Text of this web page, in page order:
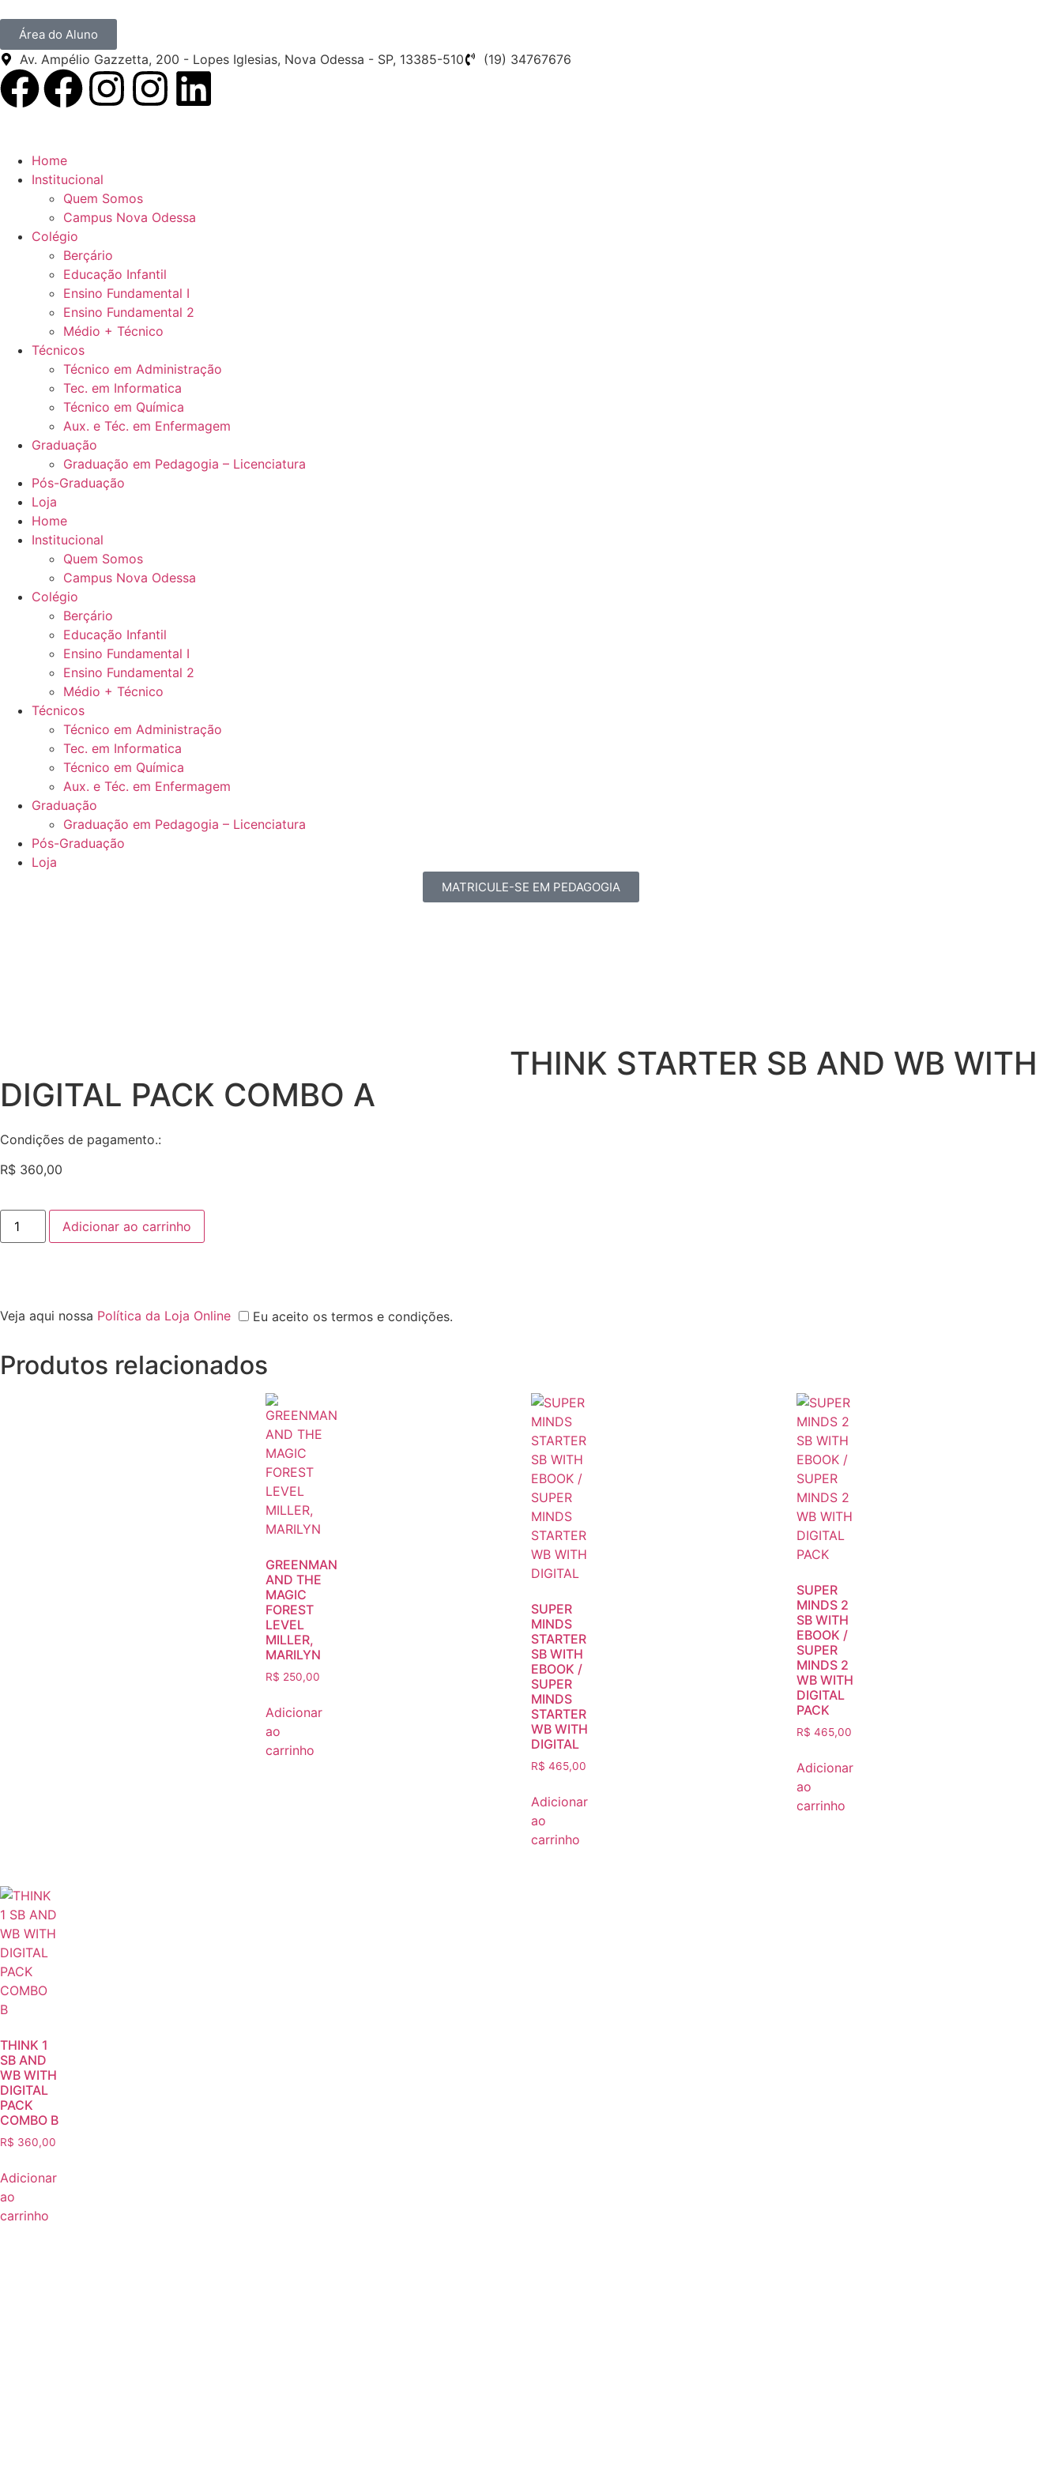
Área do Aluno
Av. Ampélio Gazzetta, 200 - Lopes Iglesias, Nova Odessa - SP, 13385-510 (19) 34767676
Home
Institucional
Quem Somos
Campus Nova Odessa
Colégio
Berçário
Educação Infantil
Ensino Fundamental I
Ensino Fundamental 2
Médio + Técnico
Técnicos
Técnico em Administração
Tec. em Informatica
Técnico em Química
Aux. e Téc. em Enfermagem
Graduação
Graduação em Pedagogia – Licenciatura
Pós-Graduação
Loja
Home
Institucional
Quem Somos
Campus Nova Odessa
Colégio
Berçário
Educação Infantil
Ensino Fundamental I
Ensino Fundamental 2
Médio + Técnico
Técnicos
Técnico em Administração
Tec. em Informatica
Técnico em Química
Aux. e Téc. em Enfermagem
Graduação
Graduação em Pedagogia – Licenciatura
Pós-Graduação
Loja
MATRICULE-SE EM PEDAGOGIA
THINK STARTER SB AND WB WITH
DIGITAL PACK COMBO A
Condições de pagamento.:
R$ 360,00
Adicionar ao carrinho
Veja aqui nossa Política da Loja Online Eu aceito os termos e condições.
Produtos relacionados
GREENMAN
AND THE
MAGIC
FOREST
LEVEL
MILLER,
MARILYN
R$ 250,00
Adicionar
ao
carrinho
SUPER
MINDS
STARTER
SB WITH
EBOOK /
SUPER
MINDS
STARTER
WB WITH
DIGITAL
R$ 465,00
Adicionar
ao
carrinho
SUPER
MINDS 2
SB WITH
EBOOK /
SUPER
MINDS 2
WB WITH
DIGITAL
PACK
R$ 465,00
Adicionar
ao
carrinho
THINK 1
SB AND
WB WITH
DIGITAL
PACK
COMBO B
R$ 360,00
Adicionar
ao
carrinho